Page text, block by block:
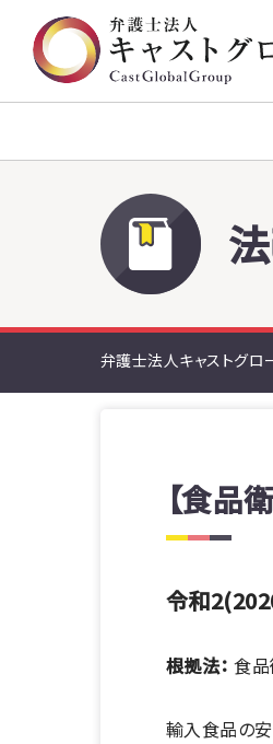
弁護士法人キャストグロ
【食品
令和
根拠法：食
輸入食品の